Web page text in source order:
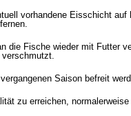
vorhandene Eisschicht
die Fische wieder mit Futter
verschmutzt.
Saison befreit
zu erreichen,